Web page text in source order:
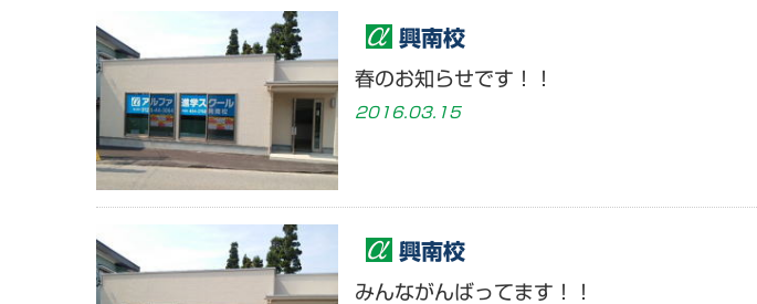
興南校
春のお知らせです！！
2016.03.15
興南校
みんながんばってます！！